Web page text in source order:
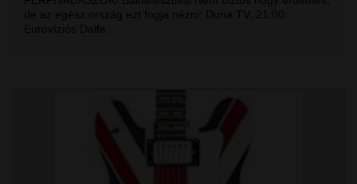
de az egész ország ezt fogja nézni: Duna TV, 21:00:
Eurovíziós Dalfe…